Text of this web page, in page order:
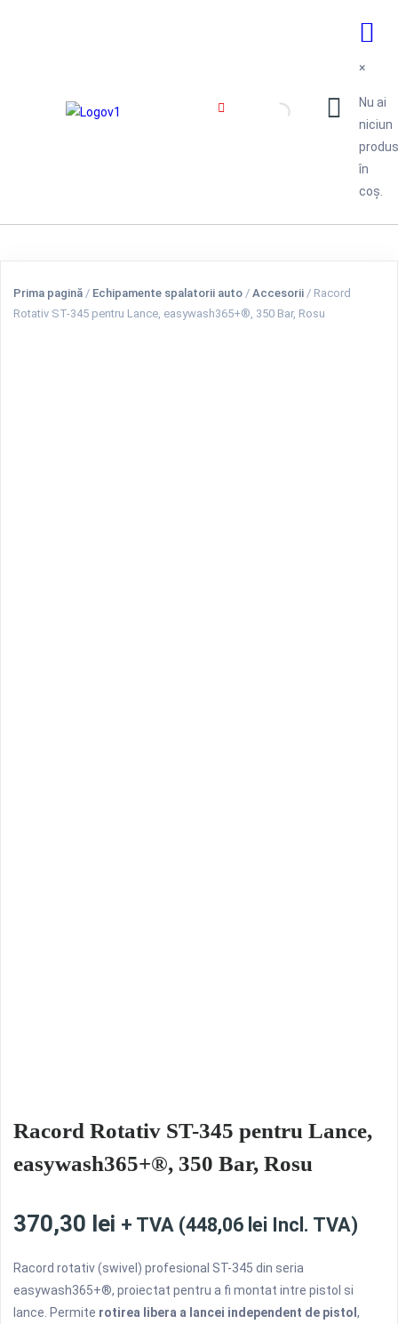
×
Nu ai
niciun
în
coș.
Prima pagină / Echipamente spalatorii auto / Accesorii / Racord
Rotativ ST-345 pentru Lance, easywash365+®, 350 Bar, Rosu
Racord Rotativ ST-345 pentru Lance,
easywash365+®, 350 Bar, Rosu
370,30 lei + TVA (448,06 lei Incl. TVA)
Racord rotativ (swivel) profesional ST-345 din seria
easywash365+®, proiectat pentru a fi montat intre pistol si
lance. Permite rotirea libera a lancei independent de pistol ,